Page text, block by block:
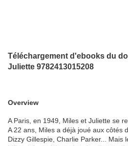
Téléchargement d'ebooks du
Juliette 9782413015208
Overview
A Paris, en 1949, Miles et Juliette se
A 22 ans, Miles a déjà joué aux côtés
Dizzy Gillespie, Charlie Parker... Mais